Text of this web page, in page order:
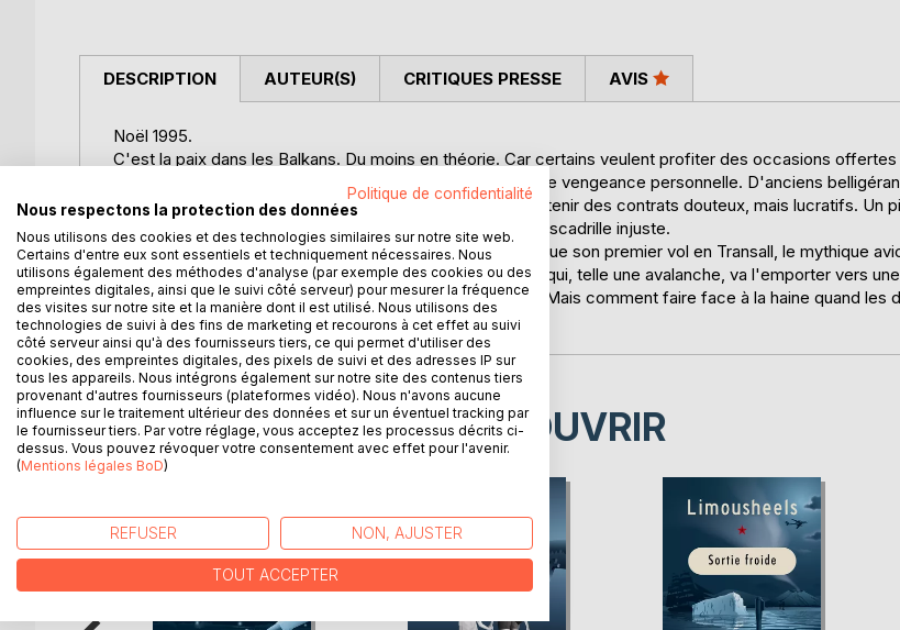
DESCRIPTION
Noël 1995.
C'est la paix dans les Balkans. Du moins en théorie. Car certains veulent profiter des occasions
période incertaine. Un criminel de guerre pour assouvir une vengeance personnelle. D'anciens
relancer le conflit. De hautes autorités françaises pour obtenir des contrats douteux, mais lucratifs. Un
chasse pour prendre sa revanche sur un commandant d'escadrille injuste.
C'est dans ce contexte que le jeune Sylvie Lachan effectue son premier vol en Transall, le mythique
transport militaire. Une mission officiellement humanitaire qui, telle une avalanche, va l'emporter vers
rude et hostile, reflet de la noirceur de certains hommes. Mais comment faire face à la haine quand les
s'enchaînent?
AUTEUR(S) CRITIQUES PRESSE AVIS
D’AUTRES TITRES À DÉCOUVRIR
Politique de confidentialité
Nous respectons la protection des données
Nous utilisons des cookies et des technologies similaires sur notre site web.
Certains d'entre eux sont essentiels et techniquement nécessaires. Nous
utilisons également des méthodes d'analyse (par exemple des cookies ou des
empreintes digitales, ainsi que le suivi côté serveur) pour mesurer la fréquence
des visites sur notre site et la manière dont il est utilisé. Nous utilisons des
technologies de suivi à des fins de marketing et recourons à cet effet au suivi
côté serveur ainsi qu'à des fournisseurs tiers, ce qui permet d'utiliser des
cookies, des empreintes digitales, des pixels de suivi et des adresses IP sur
tous les appareils. Nous intégrons également sur notre site des contenus tiers
provenant d'autres fournisseurs (plateformes vidéo). Nous n'avons aucune
influence sur le traitement ultérieur des données et sur un éventuel tracking par
le fournisseur tiers. Par votre réglage, vous acceptez les processus décrits ci-
dessus. Vous pouvez révoquer votre consentement avec effet pour l'avenir.
(Mentions légales BoD)
REFUSER NON, AJUSTER
TOUT ACCEPTER